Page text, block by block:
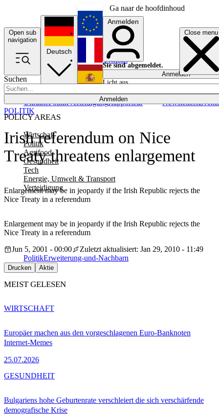
Ga naar de hoofdinhoud
Open sub
navigation
Close menu
Suchen
Anmelden
POLICY AREAS
Wirtschaft
Politik
Agrifood
Gesundheit
Tech
Energie, Umwelt & Transport
Verteidigung
UkrainePolitikVerteidigungRapporteur NewslettersEvents
Deutsch
English
Français
Anmelden
Sie sind abgemeldet.
Anmelden
Licht aus
Irish referendum on Nice
Treaty threatens enlargement
Enlargement may be in jeopardy if the Irish Republic rejects the
Nice Treaty in a referendum
POLITIK
Enlargement may be in jeopardy if the Irish Republic rejects the
Nice Treaty in a referendum
Jun 5, 2001 - 00:00
Zuletzt aktualisiert: Jan 29, 2010 - 11:49
PolitikErweiterung-und-Nachbarn
Drucken Aktie
MEIST GELESEN
Europäer machen aus den vorgeschlagenen Euro-Banknoten
Internet-Memes
25.07.2026
WIRTSCHAFT
Bulgariens hohe Geburtenrate verschleiert die sich verschärfende
demografische Krise
GESUNDHEIT